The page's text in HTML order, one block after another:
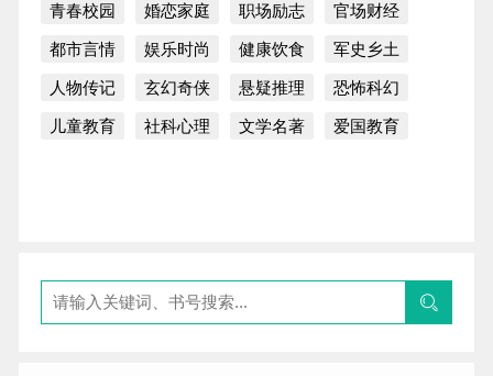
青春校园 婚恋家庭 职场励志 官场财经
都市言情 娱乐时尚 健康饮食 军史乡土
人物传记 玄幻奇侠 悬疑推理 恐怖科幻
儿童教育 社科心理 文学名著 爱国教育